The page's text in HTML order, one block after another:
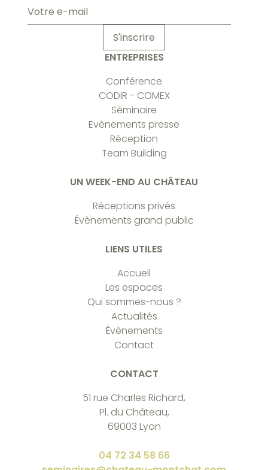
Adresse
S'inscrire
ENTREPRISES
Conférence
CODIR - COMEX
Séminaire
Evènements presse
Réception
Team Building
UN WEEK-END AU CHÂTEAU
Réceptions privés
Évènements grand public
LIENS UTILES
Accueil
Les espaces
Qui sommes-nous ?
Actualités
Évènements
Contact
CONTACT
51 rue Charles Richard,
Pl. du Château,
69003 Lyon
04 72 34 58 66